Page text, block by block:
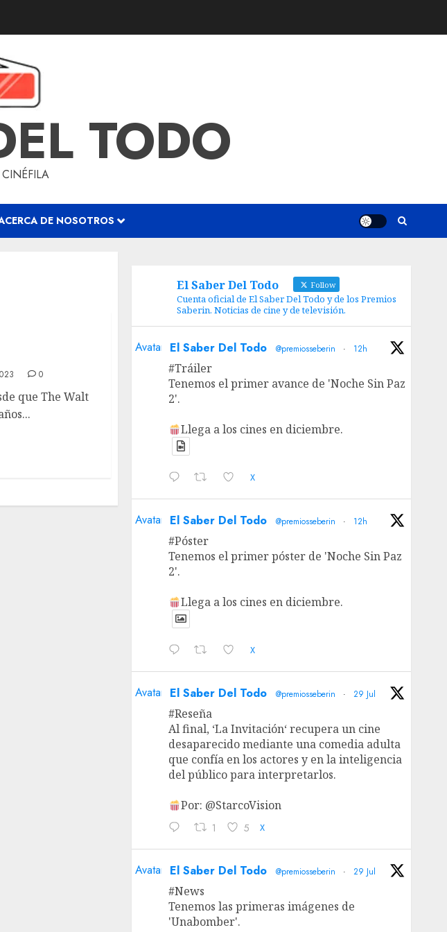
TODO
DE NOSOTROS
0
que The Walt
El Saber Del Todo Follow
Cuenta oficial de El Saber Del Todo y de los Premios
Saberin. Noticias de cine y de televisión.
Avatar El Saber Del Todo @premiosseberin · 12h
#Tráiler
Tenemos el primer avance de 'Noche Sin Paz
2'.
Llega a los cines en diciembre.
X
Avatar El Saber Del Todo @premiosseberin · 12h
#Póster
Tenemos el primer póster de 'Noche Sin Paz
2'.
Llega a los cines en diciembre.
X
Avatar El Saber Del Todo @premiosseberin · 29 Jul
#Reseña
Al final, ‘La Invitación‘ recupera un cine
desaparecido mediante una comedia adulta
que confía en los actores y en la inteligencia
del público para interpretarlos.
Por: @StarcoVision
1 5 X
Avatar El Saber Del Todo @premiosseberin · 29 Jul
#News
Tenemos las primeras imágenes de
'Unabomber'.